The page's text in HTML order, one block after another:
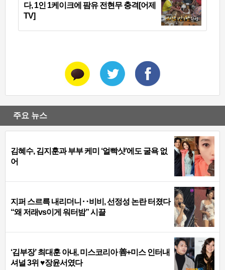
다, 1인 1케이크에 팜유 전현무 충격[어제
TV]
주요 뉴스
김혜수, 김지훈과 부부 케미 ‘얼빡샷’에도 굴욕 없
어
지퍼 스르륵 내리더니‥비비, 선정성 논란 터졌다
“왜 저래vs이게 워터밤” 시끌
‘김부장’ 최대훈 아내, 미스코리아 善+미스 인터내
셔널 3위 ♥장윤서였다